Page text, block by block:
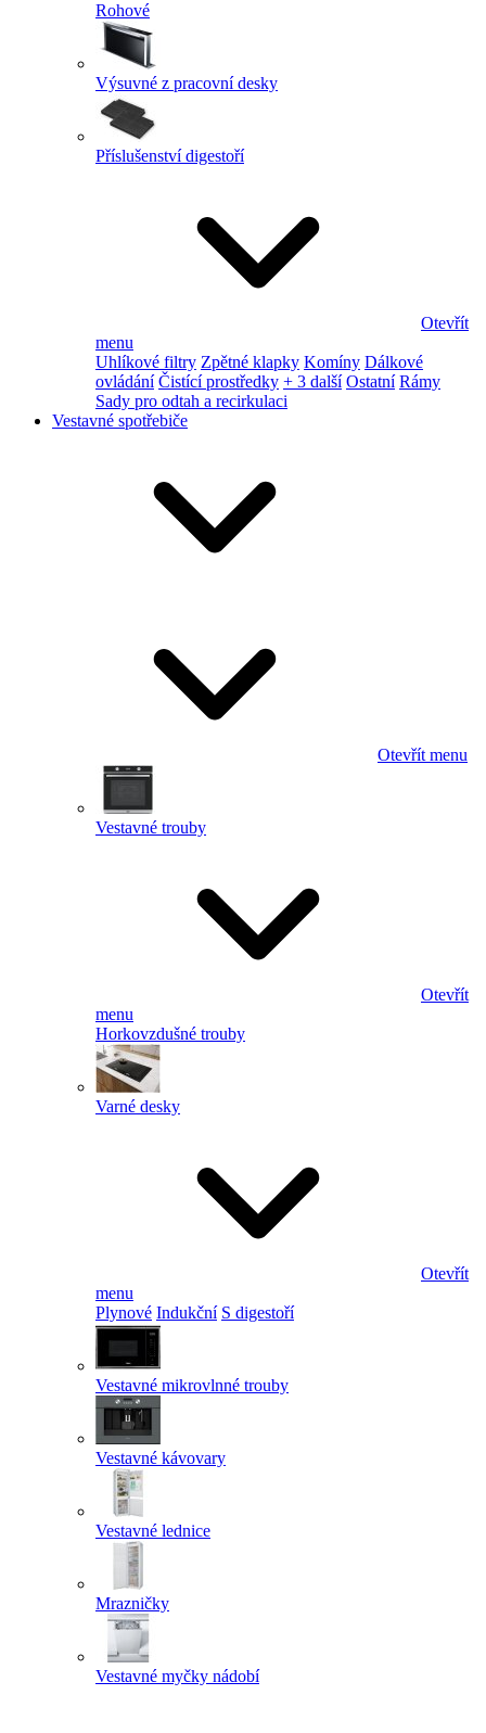
Rohové
Výsuvné z pracovní desky
Příslušenství digestoří
Otevřít
menu
Uhlíkové filtry Zpětné klapky Komíny Dálkové
ovládání Čistící prostředky + 3 další Ostatní Rámy
Sady pro odtah a recirkulaci
Vestavné spotřebiče
Otevřít menu
Vestavné trouby
Otevřít
menu
Horkovzdušné trouby
Varné desky
Otevřít
menu
Plynové Indukční S digestoří
Vestavné mikrovlnné trouby
Vestavné kávovary
Vestavné lednice
Mrazničky
Vestavné myčky nádobí